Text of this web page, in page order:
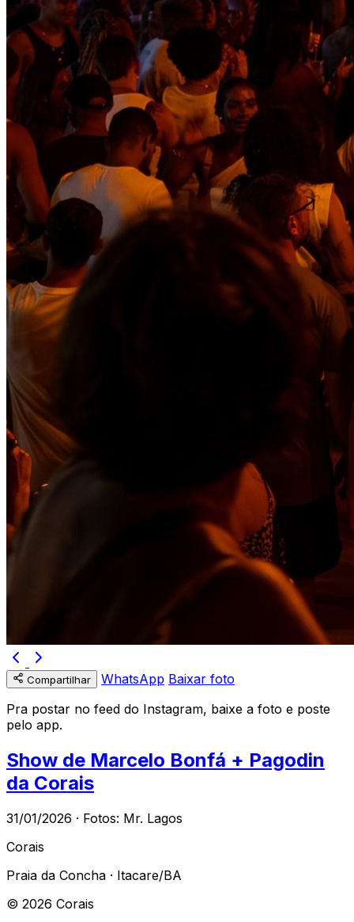
Compartilhar WhatsApp Baixar foto
Pra postar no feed do Instagram, baixe a foto e poste
pelo app.
Show de Marcelo Bonfá + Pagodin
da Corais
31/01/2026 · Fotos: Mr. Lagos
Corais
Praia da Concha · Itacare/BA
© 2026 Corais